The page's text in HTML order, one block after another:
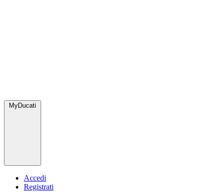
MyDucati
Accedi
Registrati